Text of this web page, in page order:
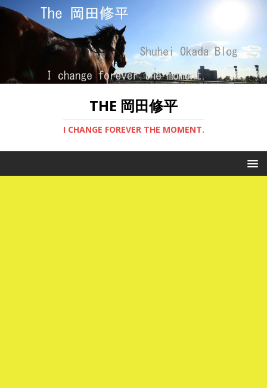
THE 岡田修平
I CHANGE FOREVER THE MOMENT.